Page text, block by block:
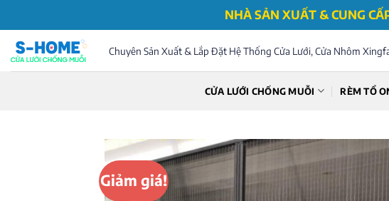
dung
NHÀ SẢN XUẤT & CUNG
Chuyên Sản Xuất & Lắp Đặt Hệ Thống Cửa Lưới, Cửa Nhôm
CỬA LƯỚI CHỐNG MUỖI RÈM TỔ
Giảm giá!